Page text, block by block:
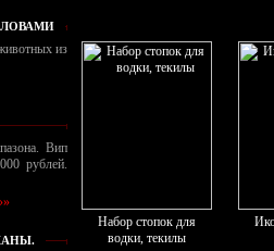
из
Вип
рублей.
Набор стопок для
водки, текилы